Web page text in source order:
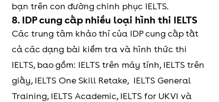
bạn trên con đường chinh phục IELTS.
8. IDP cung cấp nhiều loại hình thi IELTS
Các trung tâm khảo thí của IDP cung cấp tất
cả các dạng bài kiểm tra và hình thức thi
IELTS, bao gồm: IELTS trên máy tính, IELTS trên
giấy, IELTS One Skill Retake, IELTS General
Training, IELTS Academic, IELTS for UKVI và